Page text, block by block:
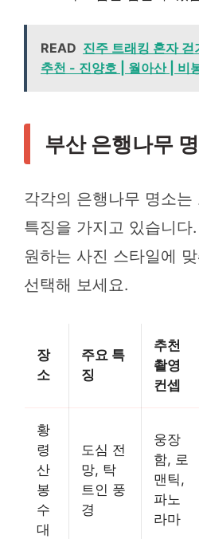
READ 진주 트래킹 혼자
추천 - 진양호 | 월아산 | 비
부산 은행나무
각각의 은행나무 명소
특징을 가지고 있습니다
원하는 사진 스타일에
선택해 보세요.
장
소
주요 특
징
추천
촬영
컨셉
황
령
산
봉
수
대
도심 전
망, 탁
트인 풍
경
웅장
함, 로
맨틱,
파노
라마